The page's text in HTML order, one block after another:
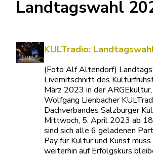
Landtagswahl
KULTradio:
(Foto Alf Altendorf)
Livemitschnitt des
März 2023 in der
Wolfgang Lienbacher
Dachverbandes Salzburger
Mittwoch, 5. April 2023 ab
sind sich alle 6 geladenen
Pay für Kultur und Kunst muss
weiterhin auf Erfolgskurs